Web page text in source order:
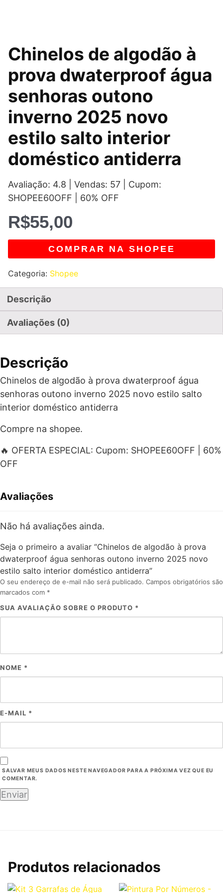
Chinelos de algodão à
prova dwaterproof água
senhoras outono
inverno 2025 novo
estilo salto interior
doméstico antiderra
Avaliação: 4.8 | Vendas: 57 | Cupom:
SHOPEE60OFF | 60% OFF
R$55,00
COMPRAR NA SHOPEE
Categoria: Shopee
Descrição
Avaliações (0)
Descrição
Chinelos de algodão à prova dwaterproof água
senhoras outono inverno 2025 novo estilo salto
interior doméstico antiderra
Compre na shopee.
🔥 OFERTA ESPECIAL: Cupom: SHOPEE60OFF | 60%
OFF
Avaliações
Não há avaliações ainda.
Seja o primeiro a avaliar “Chinelos de algodão à prova
dwaterproof água senhoras outono inverno 2025 novo
estilo salto interior doméstico antiderra”
O seu endereço de e-mail não será publicado. Campos obrigatórios são
marcados com *
SUA AVALIAÇÃO SOBRE O PRODUTO *
NOME *
E-MAIL *
SALVAR MEUS DADOS NESTE NAVEGADOR PARA A PRÓXIMA VEZ QUE EU
COMENTAR.
Produtos relacionados